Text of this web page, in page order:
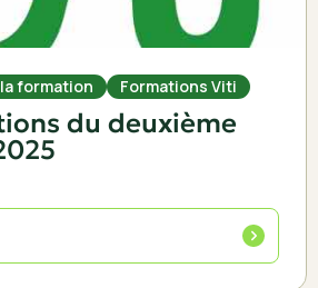
formation Formations Viti
du deuxième